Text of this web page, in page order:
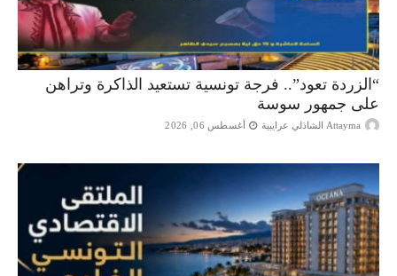
“الزردة تعود”.. فرجة تونسية تستعيد الذاكرة وتراهن
على جمهور سوسة
Attayma الشاذلي عرايبية أغسطس 06, 2026